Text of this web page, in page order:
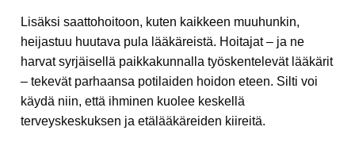
Lisäksi saattohoitoon, kuten kaikkeen muuhunkin,
heijastuu huutava pula lääkäreistä. Hoitajat – ja ne
harvat syrjäisellä paikkakunnalla työskentelevät lääkärit
– tekevät parhaansa potilaiden hoidon eteen. Silti voi
käydä niin, että ihminen kuolee keskellä
terveyskeskuksen ja etälääkäreiden kiireitä.